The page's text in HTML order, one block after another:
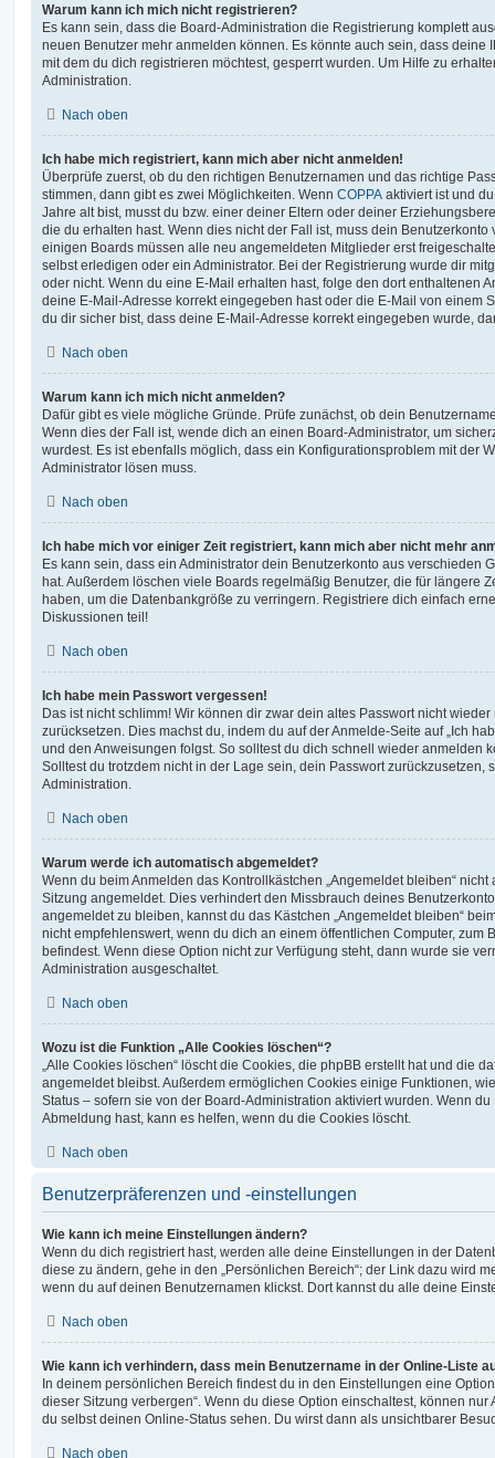
Warum kann ich mich nicht registrieren?
Es kann sein, dass die Board-Administration die Registrierung komplett
neuen Benutzer mehr anmelden können. Es könnte auch sein, dass deine
mit dem du dich registrieren möchtest, gesperrt wurden. Um Hilfe zu
Administration.
Nach oben
Ich habe mich registriert, kann mich aber nicht anmelden!
Überprüfe zuerst, ob du den richtigen Benutzernamen und das richtige
stimmen, dann gibt es zwei Möglichkeiten. Wenn COPPA aktiviert ist und
Jahre alt bist, musst du bzw. einer deiner Eltern oder deiner
die du erhalten hast. Wenn dies nicht der Fall ist, muss dein
einigen Boards müssen alle neu angemeldeten Mitglieder erst
selbst erledigen oder ein Administrator. Bei der Registrierung wurde dir
oder nicht. Wenn du eine E-Mail erhalten hast, folge den dort enthaltenen
deine E-Mail-Adresse korrekt eingegeben hast oder die E-Mail von einem
du dir sicher bist, dass deine E-Mail-Adresse korrekt eingegeben wurde,
Nach oben
Warum kann ich mich nicht anmelden?
Dafür gibt es viele mögliche Gründe. Prüfe zunächst, ob dein
Wenn dies der Fall ist, wende dich an einen Board-Administrator, um
wurdest. Es ist ebenfalls möglich, dass ein Konfigurationsproblem mit der
Administrator lösen muss.
Nach oben
Ich habe mich vor einiger Zeit registriert, kann mich aber nicht mehr
Es kann sein, dass ein Administrator dein Benutzerkonto aus verschieden
hat. Außerdem löschen viele Boards regelmäßig Benutzer, die für längere
haben, um die Datenbankgröße zu verringern. Registriere dich einfach
Diskussionen teil!
Nach oben
Ich habe mein Passwort vergessen!
Das ist nicht schlimm! Wir können dir zwar dein altes Passwort nicht
zurücksetzen. Dies machst du, indem du auf der Anmelde-Seite auf „Ich
und den Anweisungen folgst. So solltest du dich schnell wieder anmelden
Solltest du trotzdem nicht in der Lage sein, dein Passwort zurückzusetzen,
Administration.
Nach oben
Warum werde ich automatisch abgemeldet?
Wenn du beim Anmelden das Kontrollkästchen „Angemeldet bleiben“
Sitzung angemeldet. Dies verhindert den Missbrauch deines
angemeldet zu bleiben, kannst du das Kästchen „Angemeldet bleiben“
nicht empfehlenswert, wenn du dich an einem öffentlichen Computer, zum
befindest. Wenn diese Option nicht zur Verfügung steht, dann wurde sie
Administration ausgeschaltet.
Nach oben
Wozu ist die Funktion „Alle Cookies löschen“?
„Alle Cookies löschen“ löscht die Cookies, die phpBB erstellt hat und die
angemeldet bleibst. Außerdem ermöglichen Cookies einige Funktionen,
Status – sofern sie von der Board-Administration aktiviert wurden. Wenn
Abmeldung hast, kann es helfen, wenn du die Cookies löscht.
Nach oben
Benutzerpräferenzen und -einstellungen
Wie kann ich meine Einstellungen ändern?
Wenn du dich registriert hast, werden alle deine Einstellungen in der
diese zu ändern, gehe in den „Persönlichen Bereich“; der Link dazu wird
wenn du auf deinen Benutzernamen klickst. Dort kannst du alle deine
Nach oben
Wie kann ich verhindern, dass mein Benutzername in der Online-Liste
In deinem persönlichen Bereich findest du in den Einstellungen eine
dieser Sitzung verbergen“. Wenn du diese Option einschaltest, können
du selbst deinen Online-Status sehen. Du wirst dann als unsichtbarer
Nach oben